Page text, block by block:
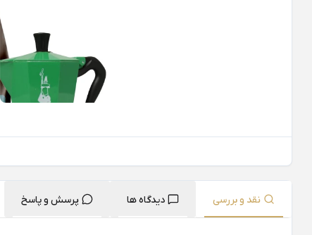
نقد و بررسی دیدگاه ها پرسش و پاسخ